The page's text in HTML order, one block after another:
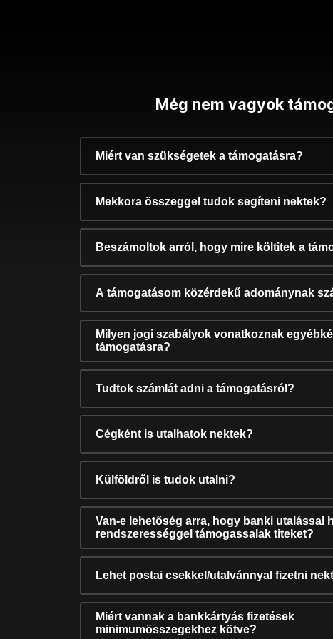
Még nem vagyok
Miért van szükségetek a támogatásra?
Mekkora összeggel tudok segíteni nektek?
Beszámoltok arról, hogy mire költitek a
A támogatásom közérdekű adománynak
Milyen jogi szabályok vonatkoznak
támogatásra?
Tudtok számlát adni a támogatásról?
Cégként is utalhatok nektek?
Külföldről is tudok utalni?
Van-e lehetőség arra, hogy banki utalással
rendszerességgel támogassalak titeket?
Lehet postai csekkel/utalvánnyal fizetni
Miért vannak a bankkártyás fizetések
minimumösszegekhez kötve?